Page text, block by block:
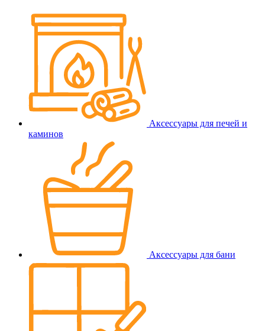
Аксессуары для печей и
каминов
Аксессуары для бани